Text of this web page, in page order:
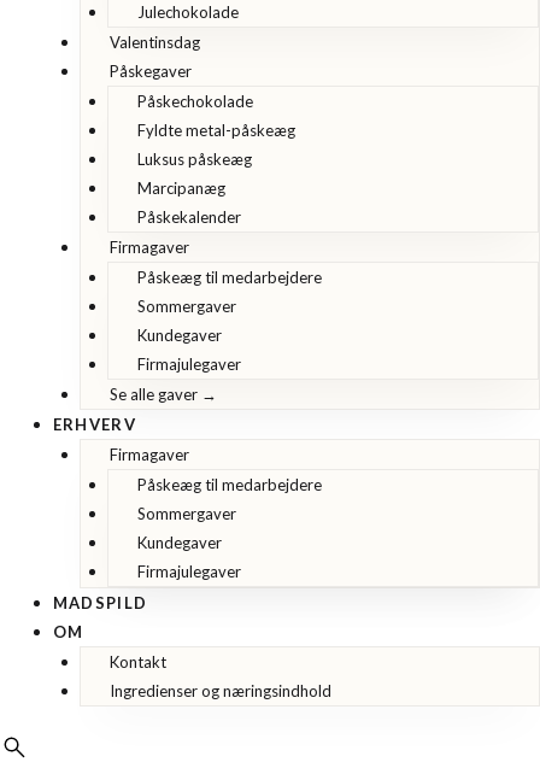
Julechokolade
Valentinsdag
Påskegaver
Påskechokolade
Fyldte metal-påskeæg
Luksus påskeæg
Marcipanæg
Påskekalender
Firmagaver
Påskeæg til medarbejdere
Sommergaver
Kundegaver
Firmajulegaver
Se alle gaver →
ERHVERV
Firmagaver
Påskeæg til medarbejdere
Sommergaver
Kundegaver
Firmajulegaver
MADSPILD
OM
Kontakt
Ingredienser og næringsindhold